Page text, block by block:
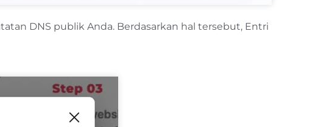
DNS publik Anda. Berdasarkan hal tersebut, Entri